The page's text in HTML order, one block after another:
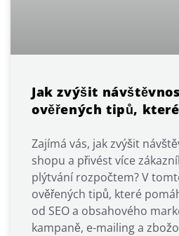
Jak zvýšit
ověřených tipů,
Zajímá vás, jak zvýšit
shopu a přivést více
plýtvání rozpočtem? V
ověřených tipů, které
od SEO a obsahového
kampaně, e-mailing a